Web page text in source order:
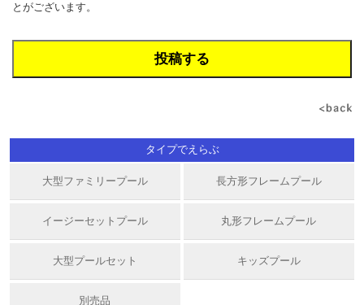
とがございます。
タイプでえらぶ
大型ファミリープール 長方形フレームプール
イージーセットプール 丸形フレームプール
大型プールセット キッズプール
別売品